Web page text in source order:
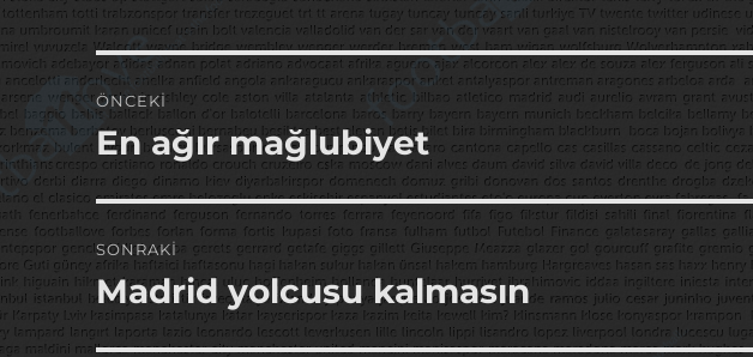
Yazı
gezinmesi
ÖNCEKI
Önceki
yazı:
En ağır mağlubiyet
SONRAKI
Sonraki
yazı:
Madrid yolcusu kalmasın